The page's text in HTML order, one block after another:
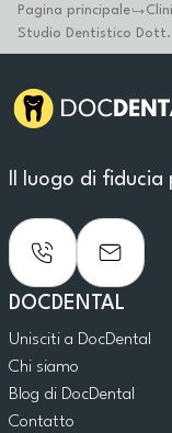
Pagina principale
Studio Dentistico
Il luogo di
DOCDENTAL
Unisciti a DocDental
Chi siamo
Blog di DocDental
Contatto